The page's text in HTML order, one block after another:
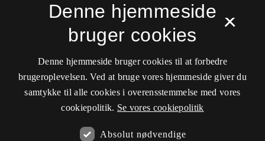
×
Denne hjemmeside
bruger cookies
Denne hjemmeside bruger cookies til at forbedre
brugeroplevelsen. Ved at bruge vores hjemmeside giver du
samtykke til alle cookies i overensstemmelse med vores
cookiepolitik. Se vores cookiepolitik
Absolut nødvendige